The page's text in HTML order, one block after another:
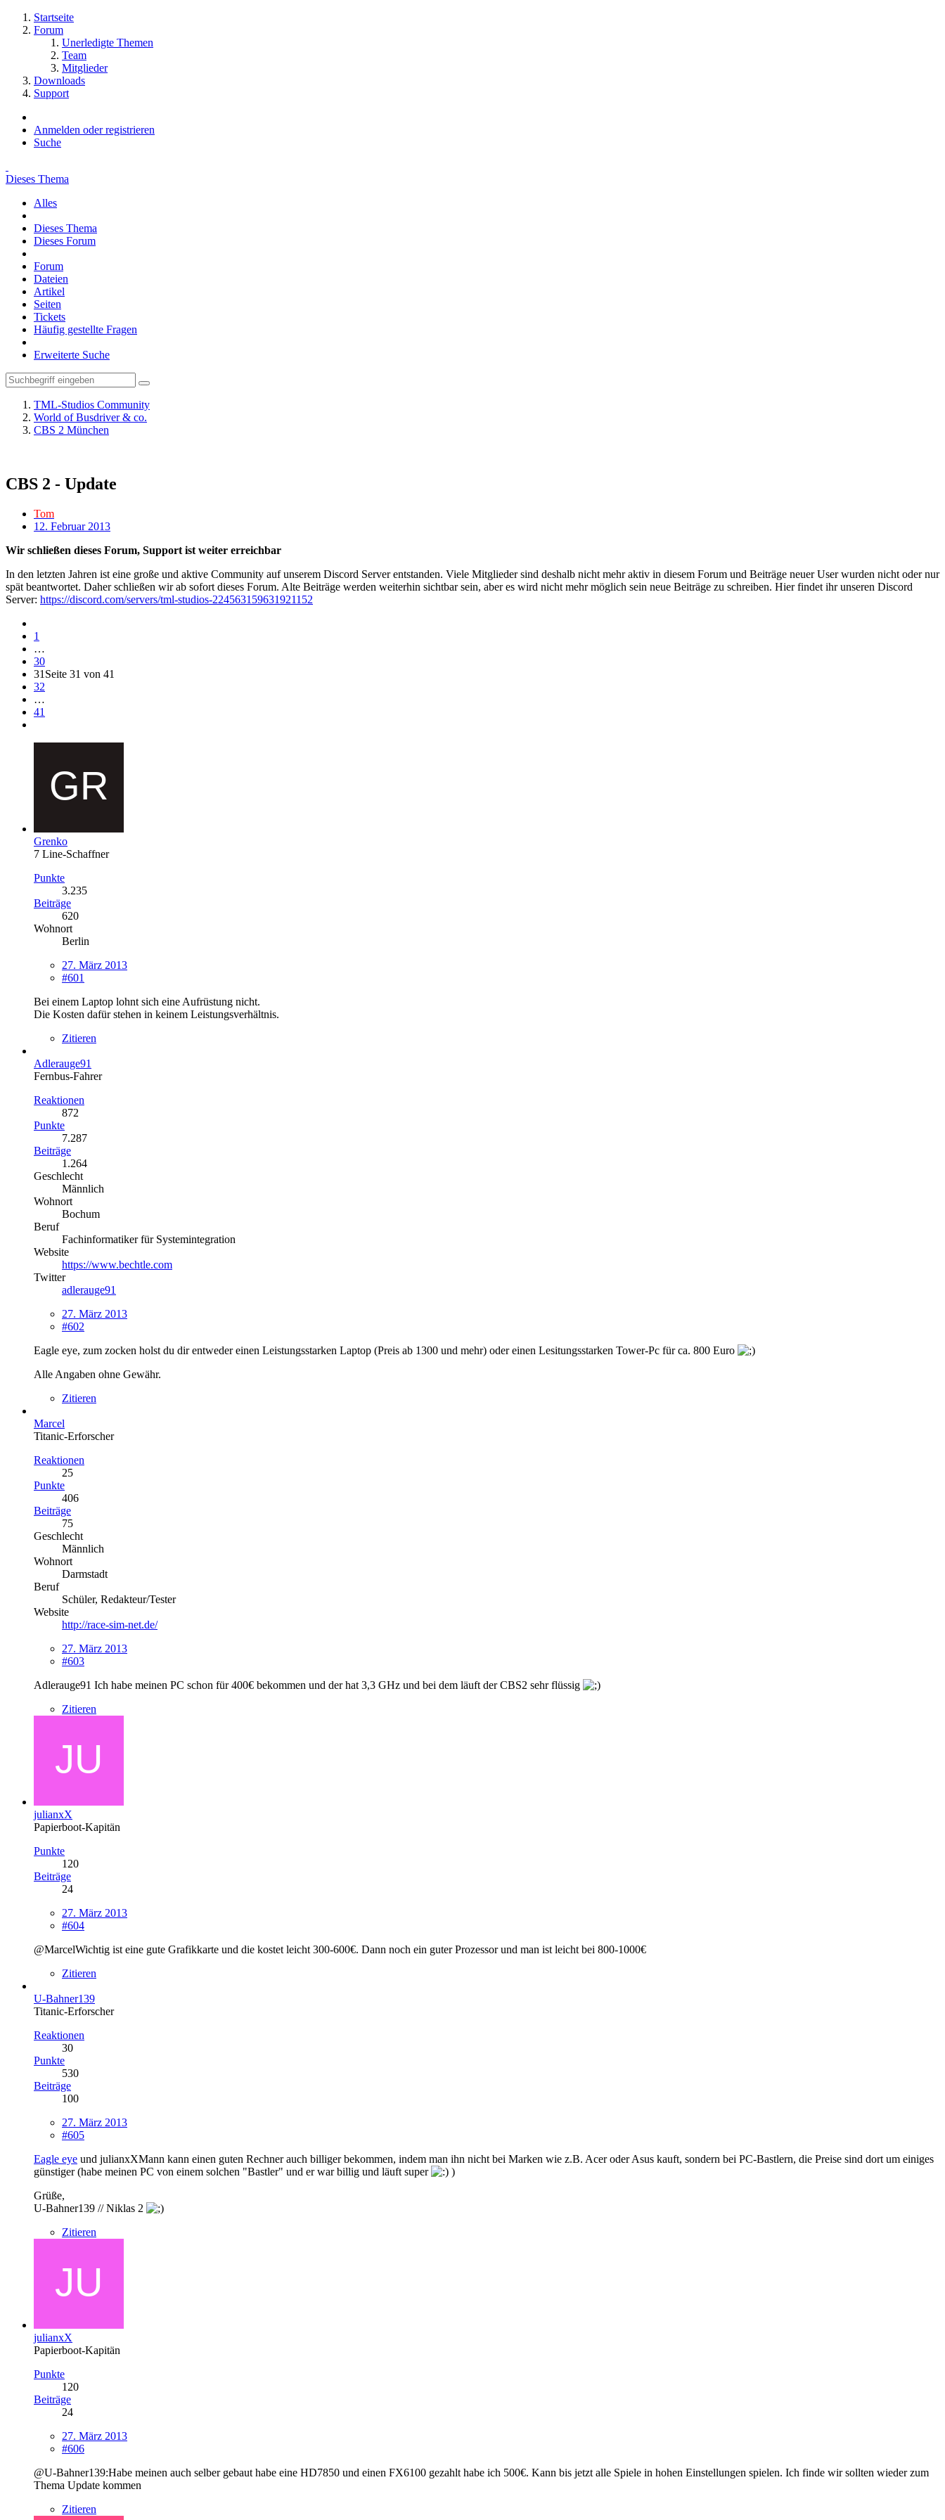
Startseite
Forum
Unerledigte Themen
Team
Mitglieder
Downloads
Support
Anmelden oder registrieren
Suche
Dieses Thema
Alles
Dieses Thema
Dieses Forum
Forum
Dateien
Artikel
Seiten
Tickets
Häufig gestellte Fragen
Erweiterte Suche
TML-Studios Community
World of Busdriver & co.
CBS 2 München
CBS 2 - Update
Tom
12. Februar 2013
Wir schließen dieses Forum, Support ist weiter erreichbar
In den letzten Jahren ist eine große und aktive Community auf unserem Discord Server entstanden. Viele Mitglieder sind deshalb nicht mehr aktiv in diesem Forum und Beiträge neuer User wurden nicht oder nur
spät beantwortet. Daher schließen wir ab sofort dieses Forum. Alte Beiträge werden weiterhin sichtbar sein, aber es wird nicht mehr möglich sein neue Beiträge zu schreiben. Hier findet ihr unseren Discord
Server: https://discord.com/servers/tml-studios-224563159631921152
1
…
30
31 Seite 31 von 41
32
…
41
Grenko
7 Line-Schaffner
Punkte
3.235
Beiträge
620
Wohnort
Berlin
27. März 2013
#601
Bei einem Laptop lohnt sich eine Aufrüstung nicht.
Die Kosten dafür stehen in keinem Leistungsverhältnis.
Zitieren
Adlerauge91
Fernbus-Fahrer
Reaktionen
872
Punkte
7.287
Beiträge
1.264
Geschlecht
Männlich
Wohnort
Bochum
Beruf
Fachinformatiker für Systemintegration
Website
https://www.bechtle.com
Twitter
adlerauge91
27. März 2013
#602
Eagle eye, zum zocken holst du dir entweder einen Leistungsstarken Laptop (Preis ab 1300 und mehr) oder einen Lesitungsstarken Tower-Pc für ca. 800 Euro
Alle Angaben ohne Gewähr.
Zitieren
Marcel
Titanic-Erforscher
Reaktionen
25
Punkte
406
Beiträge
75
Geschlecht
Männlich
Wohnort
Darmstadt
Beruf
Schüler, Redakteur/Tester
Website
http://race-sim-net.de/
27. März 2013
#603
Adlerauge91 Ich habe meinen PC schon für 400€ bekommen und der hat 3,3 GHz und bei dem läuft der CBS2 sehr flüssig
Zitieren
julianxX
Papierboot-Kapitän
Punkte
120
Beiträge
24
27. März 2013
#604
@MarcelWichtig ist eine gute Grafikkarte und die kostet leicht 300-600€. Dann noch ein guter Prozessor und man ist leicht bei 800-1000€
Zitieren
U-Bahner139
Titanic-Erforscher
Reaktionen
30
Punkte
530
Beiträge
100
27. März 2013
#605
Eagle eye und julianxXMann kann einen guten Rechner auch billiger bekommen, indem man ihn nicht bei Marken wie z.B. Acer oder Asus kauft, sondern bei PC-Bastlern, die Preise sind dort um einiges
günstiger (habe meinen PC von einem solchen "Bastler" und er war billig und läuft super
)
Grüße,
U-Bahner139 // Niklas 2
Zitieren
julianxX
Papierboot-Kapitän
Punkte
120
Beiträge
24
27. März 2013
#606
@U-Bahner139:Habe meinen auch selber gebaut habe eine HD7850 und einen FX6100 gezahlt habe ich 500€. Kann bis jetzt alle Spiele in hohen Einstellungen spielen. Ich finde wir sollten wieder zum
Thema Update kommen
Zitieren